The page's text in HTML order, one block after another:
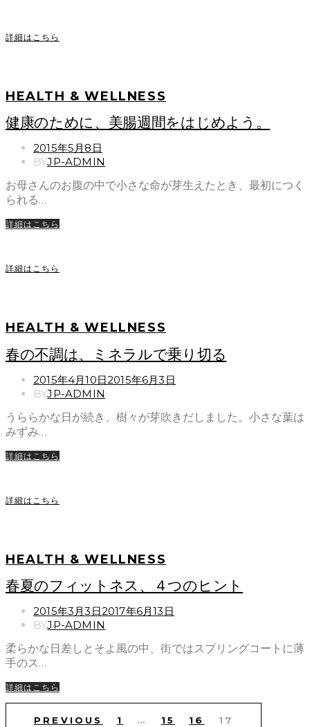
詳細はこちら
HEALTH & WELLNESS
健康のために、美腸週間をはじめよう。
POSTED
ON
2015年5月8日
BYJP-ADMIN
お母さんのお腹の中で小さな命が芽生えたとき、最初につく
られる…
詳細はこちら
詳細はこちら
HEALTH & WELLNESS
春の不調は、ミネラルで乗り切る
POSTED
ON
2015年4月10日2015年6月3日
BYJP-ADMIN
うららかな日が続き、樹々が芽吹きだしました。小さな葉は
みずみ…
詳細はこちら
詳細はこちら
HEALTH & WELLNESS
春夏のフィットネス、４つのヒント
POSTED
ON
2015年3月3日2017年6月13日
BYJP-ADMIN
柔らかな日差しとそよ風の中、街ではスプリングコートに薄
手のス…
詳細はこちら
投
PREVIOUS 1 … 15 16 17